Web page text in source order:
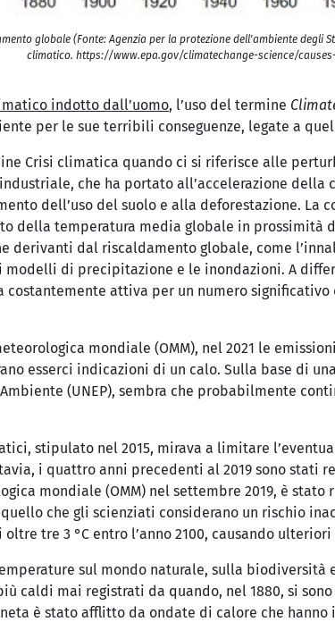
globale (Fonte: Agenzia per la protezione dell'ambiente degli
climatico. https://www.epa.gov/climatechange-science/
indotto dall’uomo, l’uso del termine
per le sue terribili conseguenze, legate a
Crisi climatica quando ci si riferisce alle
che ha portato all’accelerazione
dell’uso del suolo e alla deforestazione. La
della temperatura media globale in
derivanti dal riscaldamento globale, come
di precipitazione e le inondazioni. A
attiva per un numero
mondiale (OMM), nel 2021 le
esserci indicazioni di un calo. Sulla base di
(UNEP), sembra che probabilmente
stipulato nel 2015, mirava a limitare
i quattro anni precedenti al 2019 sono
mondiale (OMM) nel settembre 2019, è
che gli scienziati considerano un rischio
tre 3 °C entro l’anno 2100, causando
sul mondo naturale, sulla biodiversità
caldi mai registrati da quando, nel 1880, si
è stato afflitto da ondate di calore che